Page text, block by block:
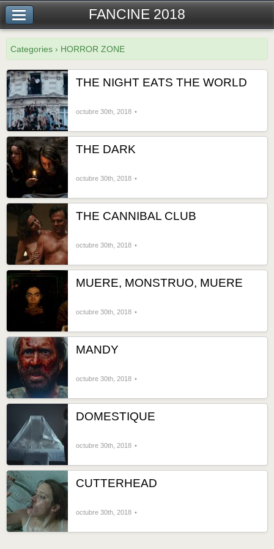
FANCINE 2018
Categories › HORROR ZONE
THE NIGHT EATS THE WORLD
octubre 30th, 2018
THE DARK
octubre 30th, 2018
THE CANNIBAL CLUB
octubre 30th, 2018
MUERE, MONSTRUO, MUERE
octubre 30th, 2018
MANDY
octubre 30th, 2018
DOMESTIQUE
octubre 30th, 2018
CUTTERHEAD
octubre 30th, 2018